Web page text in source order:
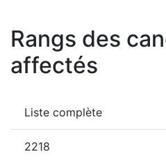
Rangs des
affectés
Liste complète
2218